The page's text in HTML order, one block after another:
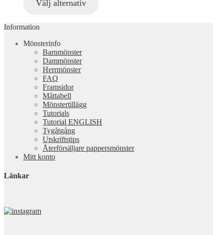
Välj alternativ
Information
Mönsterinfo
Barnmönster
Dammönster
Herrmönster
FAQ
Framsidor
Måttabell
Mönstertillägg
Tutorials
Tutorial ENGLISH
Tygåtgång
Utskriftstips
Återförsäljare pappersmönster
Mitt konto
Länkar